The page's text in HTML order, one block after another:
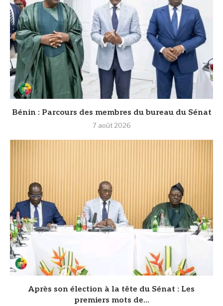
Bénin : Parcours des membres du bureau du Sénat
7 août 2026
Après son élection à la tête du Sénat : Les
premiers mots de...